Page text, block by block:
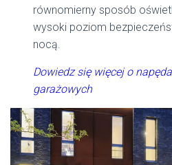
równomierny sposób
wysoki poziom
nocą.
Dowiedz się więcej o
garażowych